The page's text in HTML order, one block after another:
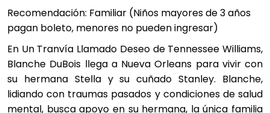
Recomendación: Familiar (Niños mayores de 3 años
pagan boleto, menores no pueden ingresar)
En Un Tranvía Llamado Deseo de Tennessee Williams,
Blanche DuBois llega a Nueva Orleans para vivir con
su hermana Stella y su cuñado Stanley. Blanche,
lidiando con traumas pasados y condiciones de salud
mental, busca apoyo en su hermana, la única familia